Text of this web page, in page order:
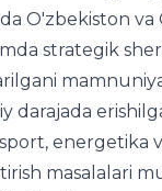
O'zbekiston va
strategik
darajada
energetika
masalalari